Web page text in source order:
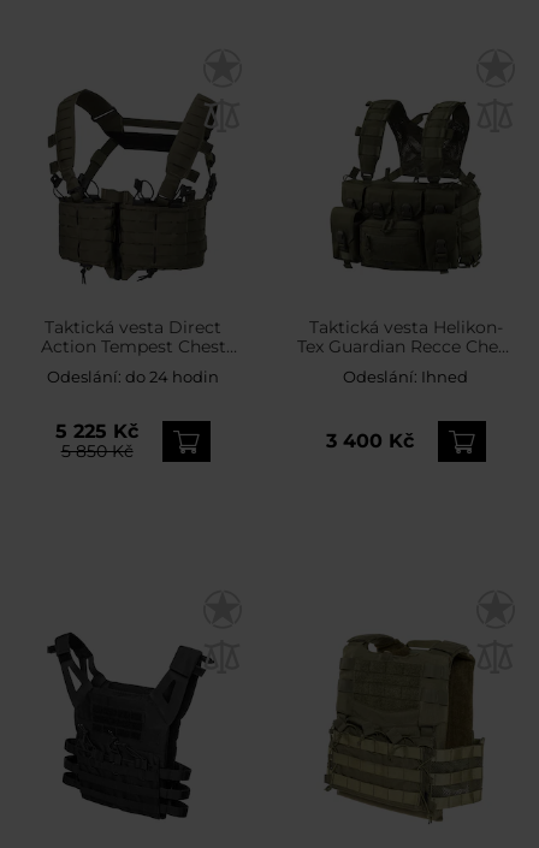
Taktická vesta Direct
Action Tempest Chest
Rig - Ranger Green
Odeslání:do 24 hodin
5 225 Kč
5 850 Kč
Taktická vesta Helikon-
Tex Guardian Recce Chest
Rig - Olive Green
Odeslání: Ihned
3 400 Kč